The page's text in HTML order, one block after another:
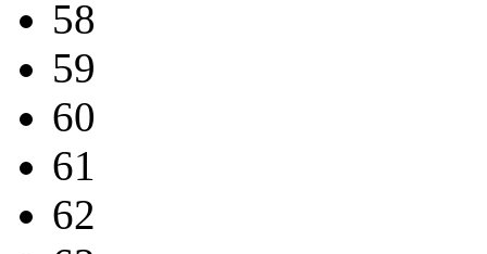
58
59
60
61
62